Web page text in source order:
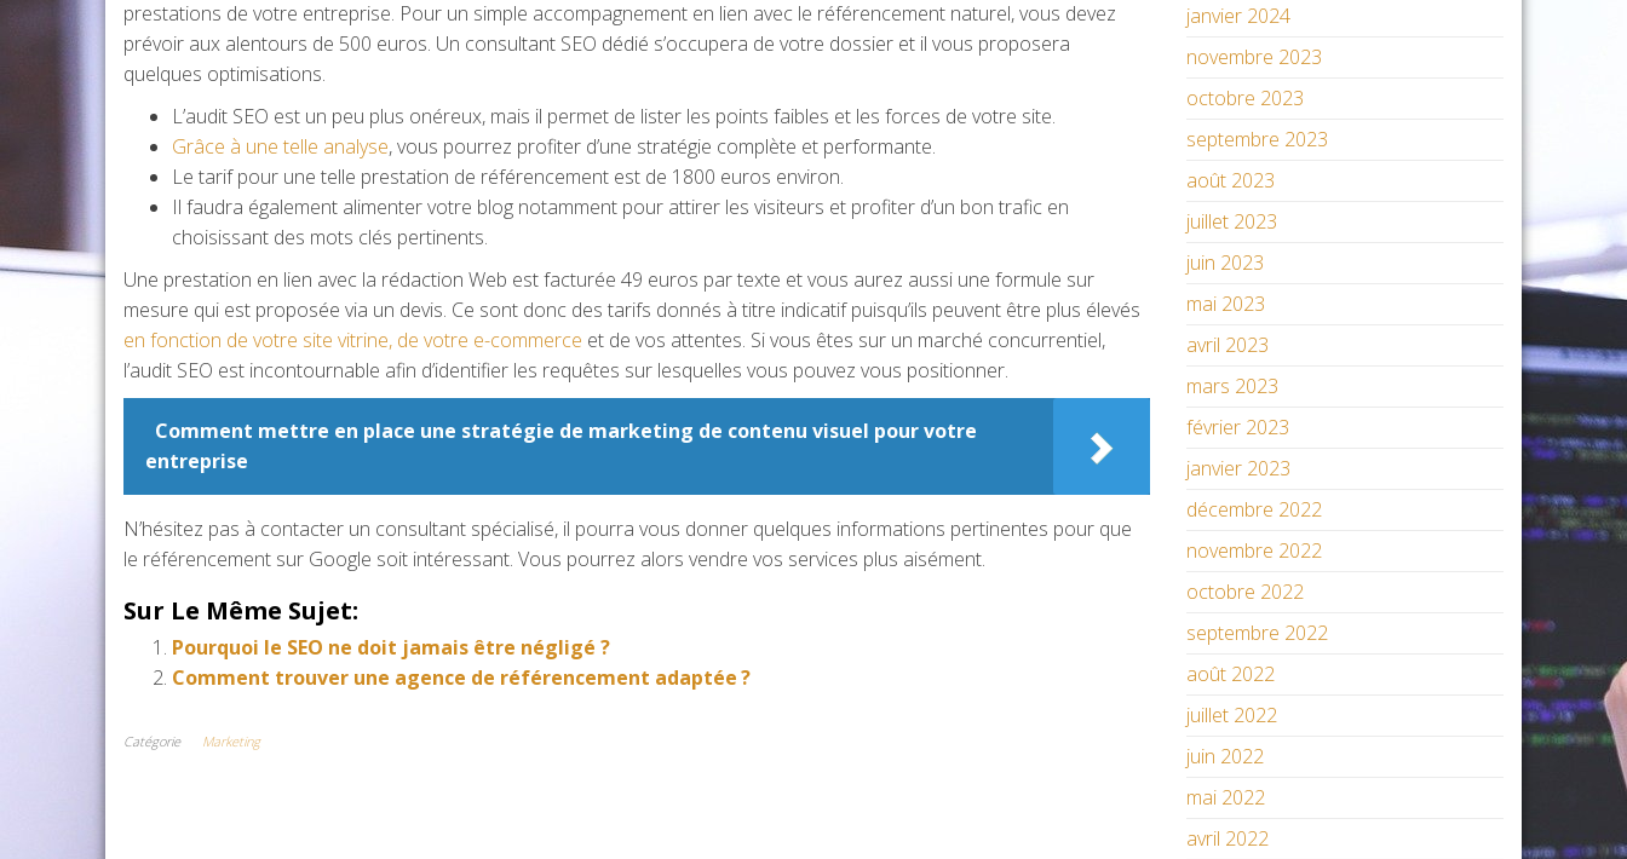
prestations de votre entreprise. Pour un simple accompagnement en lien avec le référencement naturel, vous devez
prévoir aux alentours de 500 euros. Un consultant SEO dédié s’occupera de votre dossier et il vous proposera
quelques optimisations.
L’audit SEO est un peu plus onéreux, mais il permet de lister les points faibles et les forces de votre site.
Grâce à une telle analyse, vous pourrez profiter d’une stratégie complète et performante.
Le tarif pour une telle prestation de référencement est de 1800 euros environ.
Il faudra également alimenter votre blog notamment pour attirer les visiteurs et profiter d’un bon trafic en
choisissant des mots clés pertinents.
Une prestation en lien avec la rédaction Web est facturée 49 euros par texte et vous aurez aussi une formule sur
mesure qui est proposée via un devis. Ce sont donc des tarifs donnés à titre indicatif puisqu’ils peuvent être plus élevés
en fonction de votre site vitrine, de votre e-commerce et de vos attentes. Si vous êtes sur un marché concurrentiel,
l’audit SEO est incontournable afin d’identifier les requêtes sur lesquelles vous pouvez vous positionner.
Comment mettre en place une stratégie de marketing de contenu visuel pour votre
entreprise
N’hésitez pas à contacter un consultant spécialisé, il pourra vous donner quelques informations pertinentes pour que
le référencement sur Google soit intéressant. Vous pourrez alors vendre vos services plus aisément.
Sur Le Même Sujet:
Pourquoi le SEO ne doit jamais être négligé ?
Comment trouver une agence de référencement adaptée ?
Catégorie Marketing
janvier 2024
novembre 2023
octobre 2023
septembre 2023
août 2023
juillet 2023
juin 2023
mai 2023
avril 2023
mars 2023
février 2023
janvier 2023
décembre 2022
novembre 2022
octobre 2022
septembre 2022
août 2022
juillet 2022
juin 2022
mai 2022
avril 2022